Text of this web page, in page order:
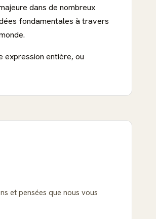
dans de nombreux
fondamentales à travers
expression entière, ou
et pensées que nous vous